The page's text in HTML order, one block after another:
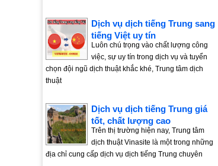
Dịch vụ dịch tiếng Trung sang
tiếng Việt uy tín
Luôn chú trọng vào chất lượng công
việc, sự uy tín trong dịch vụ và tuyển
chọn đội ngũ dịch thuật khắc khé, Trung tâm dịch
thuật
Dịch vụ dịch tiếng Trung giá
tốt, chất lượng cao
Trên thị trường hiện nay, Trung tâm
dịch thuật Vinasite là một trong những
địa chỉ cung cấp dịch vụ dịch tiếng Trung chuyên